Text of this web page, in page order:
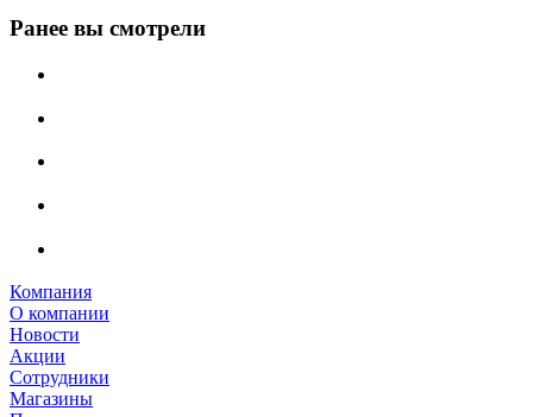
Ранее вы смотрели
Компания
О компании
Новости
Акции
Сотрудники
Магазины